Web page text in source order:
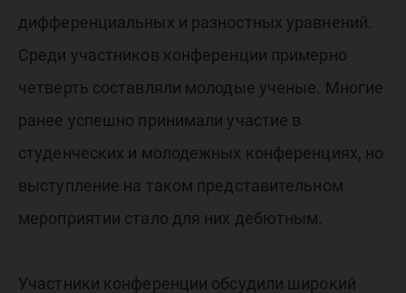
дифференциальных и разностных уравнений.
Среди участников конференции примерно
четверть составляли молодые ученые. Многие
ранее успешно принимали участие в
студенческих и молодежных конференциях, но
выступление на таком представительном
мероприятии стало для них дебютным.
Участники конференции обсудили широкий